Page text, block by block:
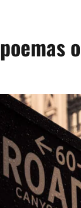
poemas